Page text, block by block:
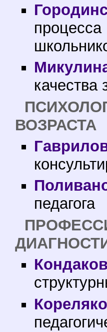
ВОЗРАСТА
педагога